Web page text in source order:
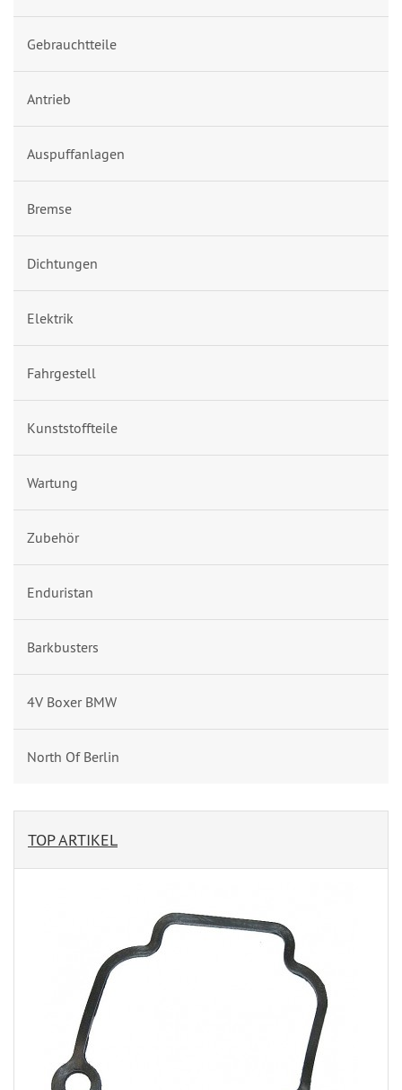
Gebrauchtteile
Antrieb
Auspuffanlagen
Bremse
Dichtungen
Elektrik
Fahrgestell
Kunststoffteile
Wartung
Zubehör
Enduristan
Barkbusters
4V Boxer BMW
North Of Berlin
TOP ARTIKEL